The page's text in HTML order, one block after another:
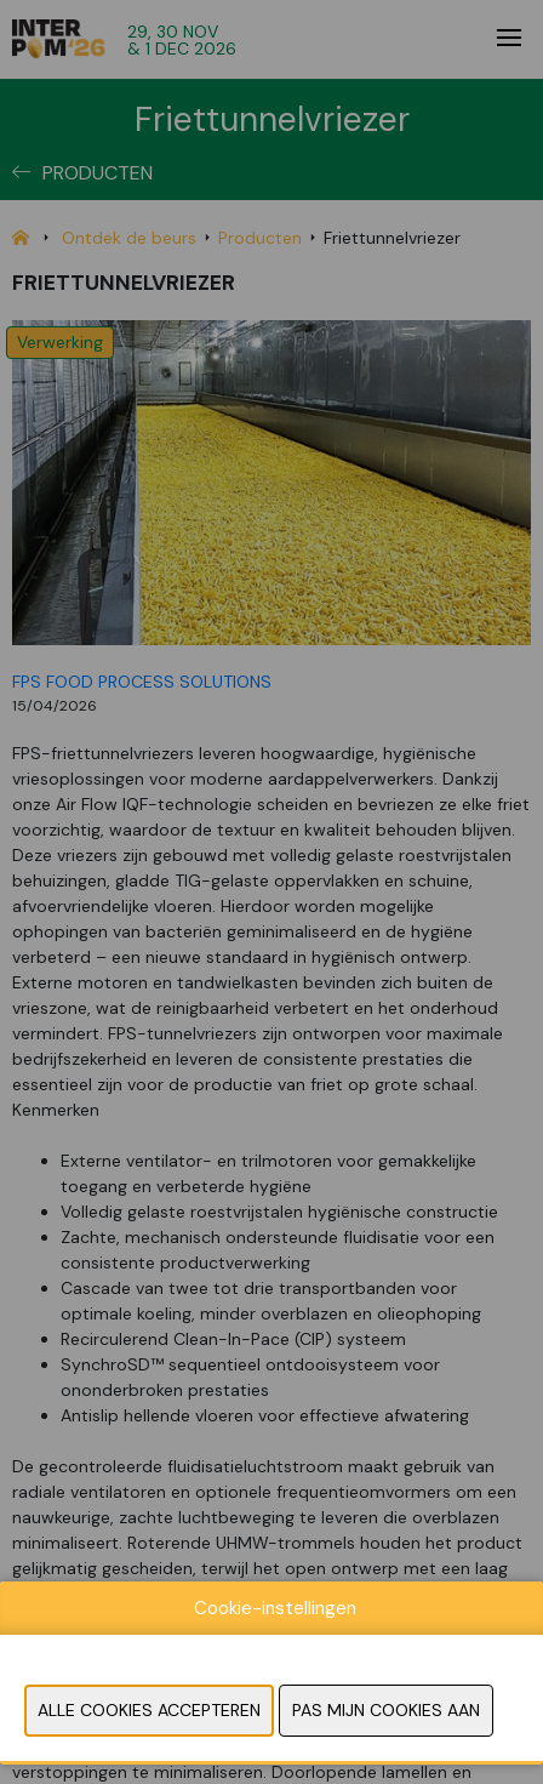
29, 30 NOV
& 1 DEC 2026
Friettunnelvriezer
PRODUCTEN
Ontdek de beurs Producten Friettunnelvriezer
FRIETTUNNELVRIEZER
Verwerking
FPS FOOD PROCESS SOLUTIONS
15/04/2026
FPS-friettunnelvriezers leveren hoogwaardige, hygiënische
vriesoplossingen voor moderne aardappelverwerkers. Dankzij
onze Air Flow IQF-technologie scheiden en bevriezen ze elke friet
voorzichtig, waardoor de textuur en kwaliteit behouden blijven.
Deze vriezers zijn gebouwd met volledig gelaste roestvrijstalen
behuizingen, gladde TIG-gelaste oppervlakken en schuine,
afvoervriendelijke vloeren. Hierdoor worden mogelijke
ophopingen van bacteriën geminimaliseerd en de hygiëne
verbeterd – een nieuwe standaard in hygiënisch ontwerp.
Externe motoren en tandwielkasten bevinden zich buiten de
vrieszone, wat de reinigbaarheid verbetert en het onderhoud
vermindert. FPS-tunnelvriezers zijn ontworpen voor maximale
bedrijfszekerheid en leveren de consistente prestaties die
essentieel zijn voor de productie van friet op grote schaal.
Kenmerken
Externe ventilator- en trilmotoren voor gemakkelijke
toegang en verbeterde hygiëne
Volledig gelaste roestvrijstalen hygiënische constructie
Zachte, mechanisch ondersteunde fluidisatie voor een
consistente productverwerking
Cascade van twee tot drie transportbanden voor
optimale koeling, minder overblazen en olieophoping
Recirculerend Clean-In-Pace (CIP) systeem
SynchroSD™ sequentieel ontdooisysteem voor
ononderbroken prestaties
Antislip hellende vloeren voor effectieve afwatering
De gecontroleerde fluidisatieluchtstroom maakt gebruik van
radiale ventilatoren en optionele frequentieomvormers om een ​​
nauwkeurige, zachte luchtbeweging te leveren die overblazen
minimaliseert. Roterende UHMW-trommels houden het product
gelijkmatig gescheiden, terwijl het open ontwerp met een laag
reiniging vereenvoudigen. Efficiënte luchtstroom, lage drukval en
consistente vriesprestatie te behouden.
Het FPS-spoelontwerp is voorzien van variabele lamellenafstand
verstoppingen te minimaliseren. Doorlopende lamellen en
Cookie-instellingen